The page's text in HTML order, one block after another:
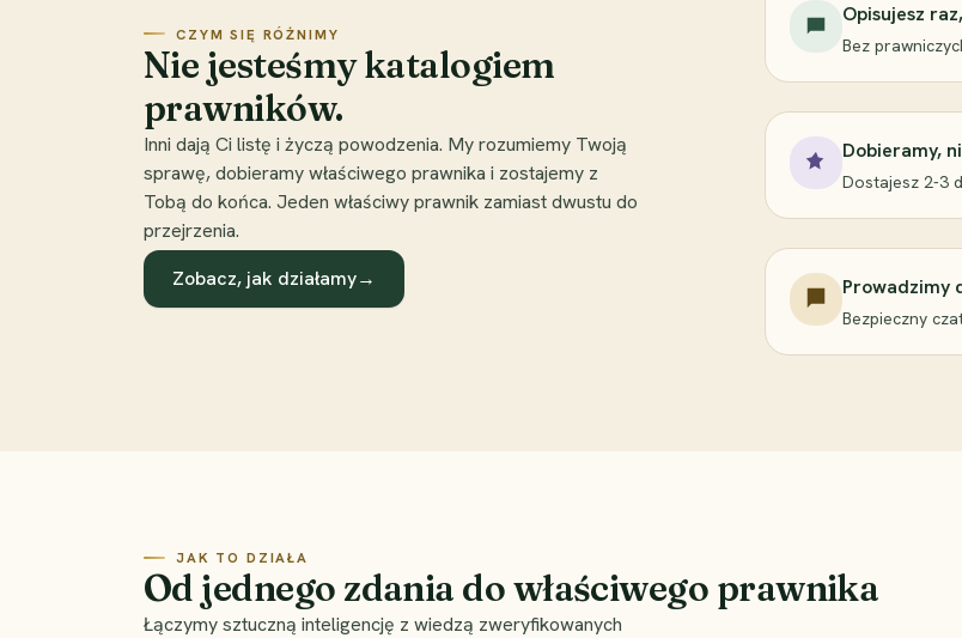
CZYM SIĘ RÓŻNIMY
Nie jesteśmy katalogiem
prawników.
Inni dają Ci listę i życzą powodzenia. My rozumiemy Twoją
sprawę, dobieramy właściwego prawnika i zostajemy z
Tobą do końca. Jeden właściwy prawnik zamiast dwustu do
przejrzenia.
Zobacz, jak działamy→
Opisujesz
Bez
Dobieramy,
Dostajesz 2-3
Prowadzimy
Bezpieczny
JAK TO DZIAŁA
Od jednego zdania do właściwego prawnika
Łączymy sztuczną inteligencję z wiedzą zweryfikowanych